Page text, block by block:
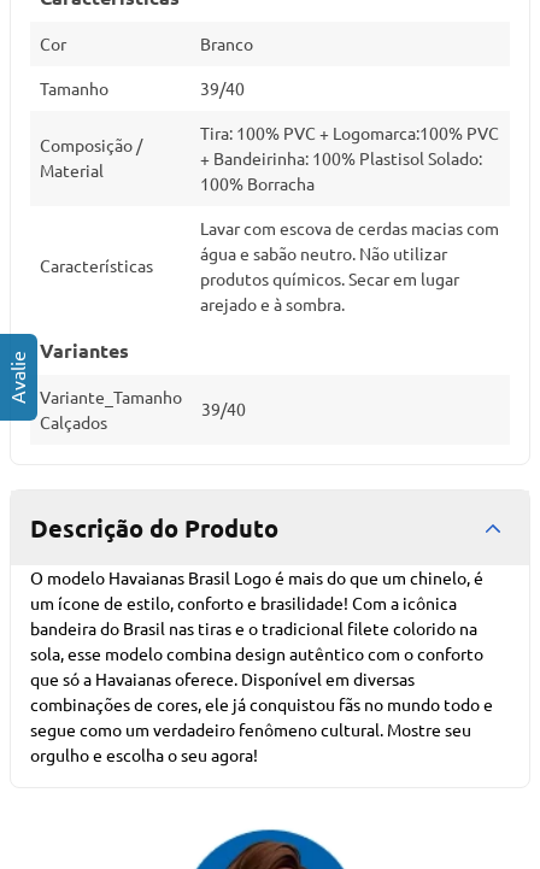
Cor Branco
Tamanho 39/40
Composição /
Material
Tira: 100% PVC + Logomarca:100% PVC
+ Bandeirinha: 100% Plastisol Solado:
100% Borracha
Características
Lavar com escova de cerdas macias com
água e sabão neutro. Não utilizar
produtos químicos. Secar em lugar
arejado e à sombra.
Variantes
Variante_Tamanho
Calçados
39/40
Descrição do Produto
O modelo Havaianas Brasil Logo é mais do que um chinelo, é
um ícone de estilo, conforto e brasilidade! Com a icônica
bandeira do Brasil nas tiras e o tradicional filete colorido na
sola, esse modelo combina design autêntico com o conforto
que só a Havaianas oferece. Disponível em diversas
combinações de cores, ele já conquistou fãs no mundo todo e
segue como um verdadeiro fenômeno cultural. Mostre seu
orgulho e escolha o seu agora!